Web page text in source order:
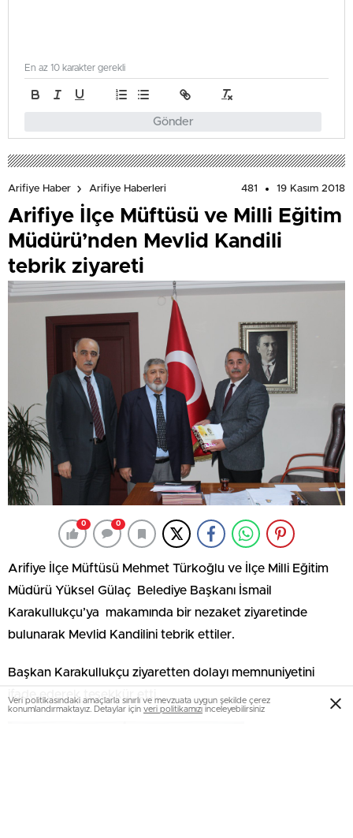
Gönder
En az 10 karakter gerekli
Arifiye Haber Arifiye Haberleri 481 19 Kasım 2018
Arifiye İlçe Müftüsü ve Milli Eğitim
Müdürü’nden Mevlid Kandili
tebrik ziyareti
0 0
Arifiye İlçe Müftüsü Mehmet Türkoğlu ve İlçe Milli Eğitim
Müdürü Yüksel Gülaç Belediye Başkanı İsmail
Karakullukçu’ya makamında bir nezaket ziyaretinde
bulunarak Mevlid Kandilini tebrik ettiler.
Başkan Karakullukçu ziyaretten dolayı memnuniyetini
ifade ederek teşekkür etti.
Veri politikasındaki amaçlarla sınırlı ve mevzuata uygun şekilde çerez
konumlandırmaktayız. Detaylar için veri politikamızı inceleyebilirsiniz